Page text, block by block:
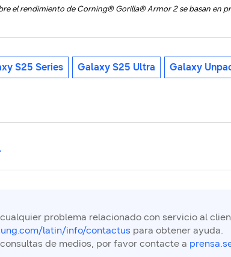
el rendimiento de Corning® Gorilla® Armor 2 se basan en
S25 Series Galaxy S25 Ultra Galaxy
problema relacionado con servicio al
latin/info/contactus para obtener ayuda.
de medios, por favor contacte a